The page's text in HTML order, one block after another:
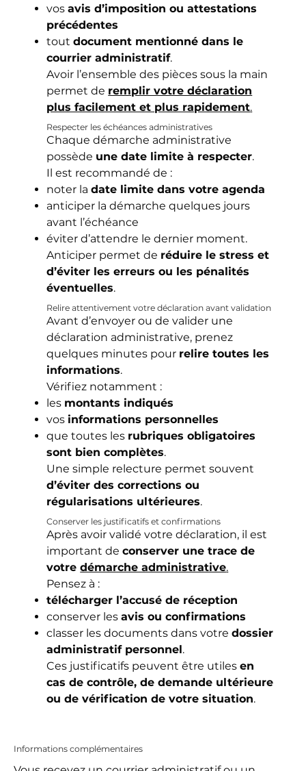
vosavis d’imposition ou attestations
précédentes
toutdocument mentionné dans le
courrier administratif.
Avoir l’ensemble des pièces sous la main
permet de remplir votre déclaration
plus facilement et plus rapidement.
Respecter les échéances administratives
Chaque démarche administrative
possède une date limite à respecter.
Il est recommandé de :
noter ladate limite dans votre agenda
anticiper la démarche quelques jours
avant l’échéance
éviter d’attendre le dernier moment.
Anticiper permet de réduire le stress et
d’éviter les erreurs ou les pénalités
éventuelles.
Relire attentivement votre déclaration avant validation
Avant d’envoyer ou de valider une
déclaration administrative, prenez
quelques minutes pour relire toutes les
informations.
Vérifiez notamment :
les montants indiqués
vos informations personnelles
que toutes les rubriques obligatoires
sont bien complètes.
Une simple relecture permet souvent
d’éviter des corrections ou
régularisations ultérieures.
Conserver les justificatifs et confirmations
Après avoir validé votre déclaration, il est
important deconserver une trace de
votredémarche administrative.
Pensez à :
télécharger l’accusé de réception
conserver lesavis ou confirmations
classer les documents dans votredossier
administratif personnel.
Ces justificatifs peuvent être utilesen
cas de contrôle, de demande ultérieure
ou de vérification de votre situation.
Informations complémentaires